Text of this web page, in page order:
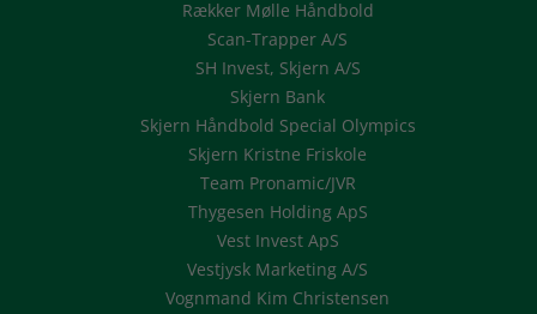
Rækker Mølle Håndbold
Scan-Trapper A/S
SH Invest, Skjern A/S
Skjern Bank
Skjern Håndbold Special Olympics
Skjern Kristne Friskole
Team Pronamic/JVR
Thygesen Holding ApS
Vest Invest ApS
Vestjysk Marketing A/S
Vognmand Kim Christensen